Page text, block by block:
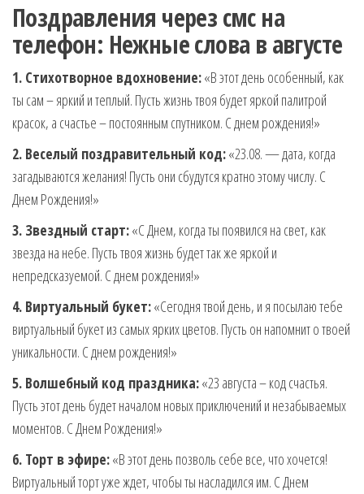
Поздравления через смс на
телефон: Нежные слова в августе
1. Стихотворное вдохновение:«В этот день особенный, как
ты сам – яркий и теплый. Пусть жизнь твоя будет яркой палитрой
красок, а счастье – постоянным спутником. С днем рождения!»
2. Веселый поздравительный код:«23.08. — дата, когда
загадываются желания! Пусть они сбудутся кратно этому числу. С
Днем Рождения!»
3. Звездный старт:«С Днем, когда ты появился на свет, как
звезда на небе. Пусть твоя жизнь будет так же яркой и
непредсказуемой. С днем рождения!»
4. Виртуальный букет:«Сегодня твой день, и я посылаю тебе
виртуальный букет из самых ярких цветов. Пусть он напомнит о твоей
уникальности. С днем рождения!»
5. Волшебный код праздника:«23 августа – код счастья.
Пусть этот день будет началом новых приключений и незабываемых
моментов. С Днем Рождения!»
6. Торт в эфире:«В этот день позволь себе все, что хочется!
Виртуальный торт уже ждет, чтобы ты насладился им. С Днем